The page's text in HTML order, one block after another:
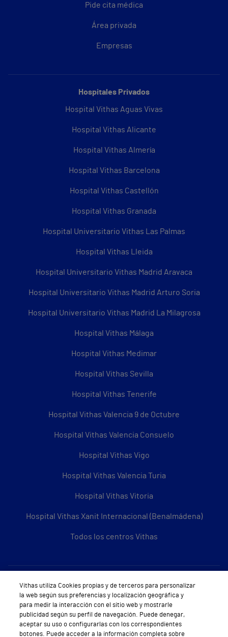
Pide cita médica
Área privada
Empresas
Hospitales Privados
Hospital Vithas Aguas Vivas
Hospital Vithas Alicante
Hospital Vithas Almería
Hospital Vithas Barcelona
Hospital Vithas Castellón
Hospital Vithas Granada
Hospital Universitario Vithas Las Palmas
Hospital Vithas Lleida
Hospital Universitario Vithas Madrid Aravaca
Hospital Universitario Vithas Madrid Arturo Soria
Hospital Universitario Vithas Madrid La Milagrosa
Hospital Vithas Málaga
Hospital Vithas Medimar
Hospital Vithas Sevilla
Hospital Vithas Tenerife
Hospital Vithas Valencia 9 de Octubre
Hospital Vithas Valencia Consuelo
Hospital Vithas Vigo
Hospital Vithas Valencia Turia
Hospital Vithas Vitoria
Hospital Vithas Xanit Internacional (Benalmádena)
Todos los centros Vithas
Sobre Vithas
Quiénes somos
Trabajar en Vithas
Vithas utiliza Cookies propias y de terceros para personalizar
la web según sus preferencias y localización geográfica y
para medir la interacción con el sitio web y mostrarle
publicidad según su perfil de navegación. Puede denegar,
aceptar su uso o configurarlas con los correspondientes
botones. Puede acceder a la información completa sobre